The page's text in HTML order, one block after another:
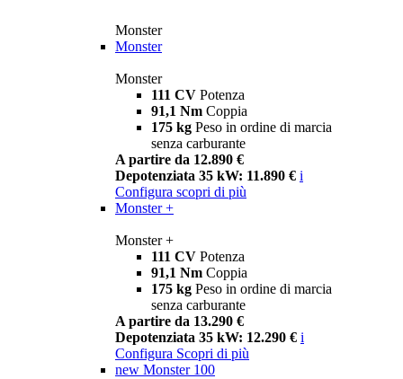
Monster
Monster
Monster
111 CV Potenza
91,1 Nm Coppia
175 kg Peso in ordine di marcia
senza carburante
A partire da 12.890 €
Depotenziata 35 kW: 11.890 € i
Configura scopri di più
Monster +
Monster +
111 CV Potenza
91,1 Nm Coppia
175 kg Peso in ordine di marcia
senza carburante
A partire da 13.290 €
Depotenziata 35 kW: 12.290 € i
Configura Scopri di più
new Monster 100